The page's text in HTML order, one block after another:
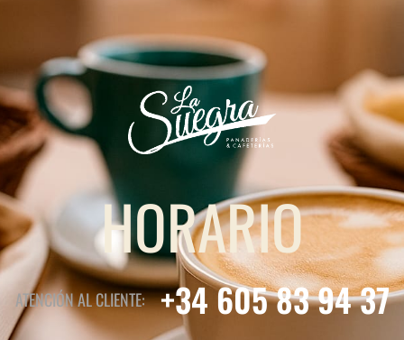
HORARIO
ATENCIÓN AL CLIENTE: +34 605 83 94 37